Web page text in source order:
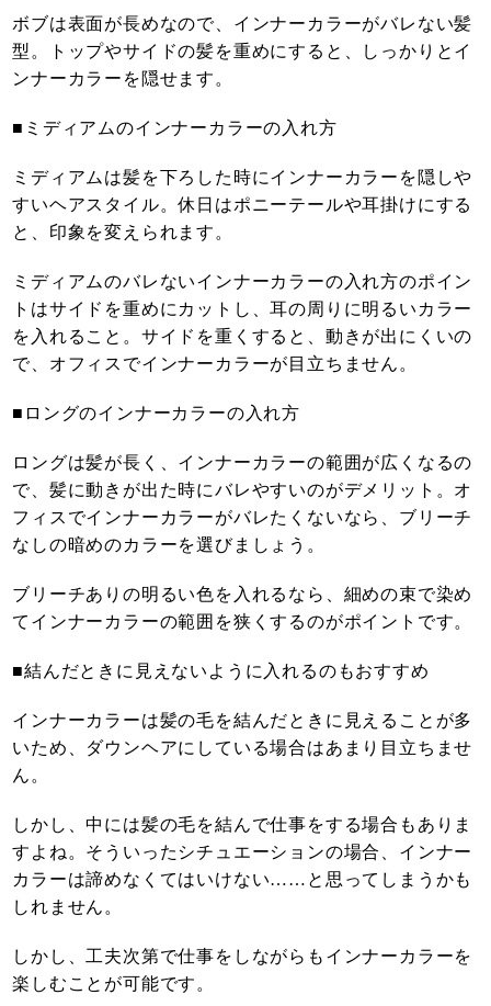
ボブは表面が長めなので、インナーカラーがバレない髪
型。トップやサイドの髪を重めにすると、しっかりとイ
ンナーカラーを隠せます。
■ミディアムのインナーカラーの入れ方
ミディアムは髪を下ろした時にインナーカラーを隠しや
すいヘアスタイル。休日はポニーテールや耳掛けにする
と、印象を変えられます。
ミディアムのバレないインナーカラーの入れ方のポイン
トはサイドを重めにカットし、耳の周りに明るいカラー
を入れること。サイドを重くすると、動きが出にくいの
で、オフィスでインナーカラーが目立ちません。
■ロングのインナーカラーの入れ方
ロングは髪が長く、インナーカラーの範囲が広くなるの
で、髪に動きが出た時にバレやすいのがデメリット。オ
フィスでインナーカラーがバレたくないなら、ブリーチ
なしの暗めのカラーを選びましょう。
ブリーチありの明るい色を入れるなら、細めの束で染め
てインナーカラーの範囲を狭くするのがポイントです。
■結んだときに見えないように入れるのもおすすめ
インナーカラーは髪の毛を結んだときに見えることが多
いため、ダウンヘアにしている場合はあまり目立ちませ
ん。
しかし、中には髪の毛を結んで仕事をする場合もありま
すよね。そういったシチュエーションの場合、インナー
カラーは諦めなくてはいけない……と思ってしまうかも
しれません。
しかし、工夫次第で仕事をしながらもインナーカラーを
楽しむことが可能です。